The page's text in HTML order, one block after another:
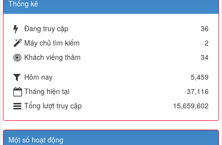
Thống kê
Đang truy cập
36
Máy chủ tìm kiếm
2
Khách viếng thăm
34
Hôm nay
5,459
Tháng hiện tại
37,116
Tổng lượt truy cập
15,659,602
Một số hoạt động